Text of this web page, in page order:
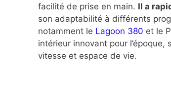
facilité de prise en main. Il a
son adaptabilité à différents
notamment le Lagoon 380 et le
intérieur innovant pour
vitesse et espace de vie.